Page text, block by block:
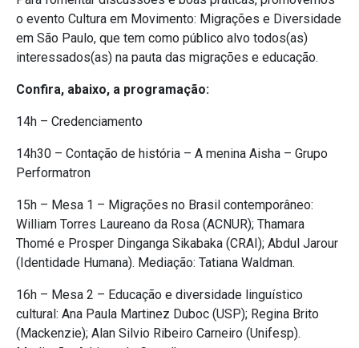
o evento Cultura em Movimento: Migrações e Diversidade
em São Paulo, que tem como público alvo todos(as)
interessados(as) na pauta das migrações e educação.
Confira, abaixo, a programação:
14h – Credenciamento
14h30 – Contação de história – A menina Aisha – Grupo
Performatron
15h – Mesa 1 – Migrações no Brasil contemporâneo:
William Torres Laureano da Rosa (ACNUR); Thamara
Thomé e Prosper Dinganga Sikabaka (CRAI); Abdul Jarour
(Identidade Humana). Mediação: Tatiana Waldman.
16h – Mesa 2 – Educação e diversidade linguístico
cultural: Ana Paula Martinez Duboc (USP); Regina Brito
(Mackenzie); Alan Silvio Ribeiro Carneiro (Unifesp).